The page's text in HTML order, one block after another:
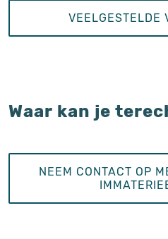
VEELGESTELDE
Waar kan je
NEEM CONTACT OP